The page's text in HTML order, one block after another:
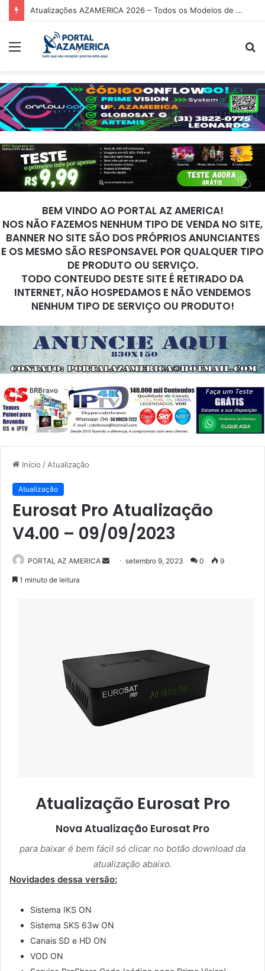
Atualizações AZAMERICA 2026 – Todos os Modelos de Receptores AZAMERICA
BEM VINDO AO PORTAL AZ AMERICA!
NOS NÃO FAZEMOS NENHUM TIPO DE VENDA NO SITE,
BANNER NO SITE SÃO DOS PRÓPRIOS ANUNCIANTES
E OS MESMO SÃO RESPONSAVEL POR QUALQUER TIPO
DE PRODUTO OU SERVIÇO.
TODO CONTEUDO DESTE SITE É RETIRADO DA
INTERNET, NÃO HOSPEDAMOS E NÃO VENDEMOS
NENHUM TIPO DE SERVIÇO OU PRODUTO!
Início / Atualização
Atualização
Eurosat Pro Atualização
V4.00 – 09/09/2023
PORTAL AZ AMERICA
m
setembro 9, 2023 0 9
1 minuto de leitura
Atualização Eurosat Pro
Nova Atualização Eurosat Pro
para baixar é bem fácil só clicar no botão download da
atualização abaixo.
Novidades dessa versão:
Sistema IKS ON
Sistema SKS 63w ON
Canais SD e HD ON
VOD ON